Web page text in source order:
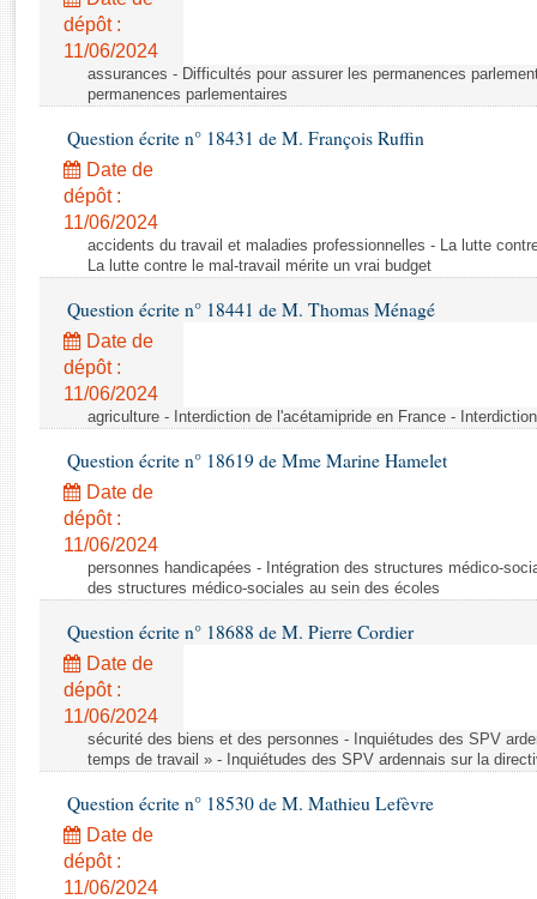
Rapports d'enquête
Rapports législatifs
Baromètre de l’application des lois
Dossiers législatifs
Budget et sécurité sociale
Questions écrites et orales
Comptes rendus des débats
dépôt :
11/06/2024
assurances - Difficultés pour assurer les permanences
permanences parlementaires
Question écrite n° 18431 de M. François Ruffin
Date de
dépôt :
11/06/2024
accidents du travail et maladies professionnelles - La lutte
La lutte contre le mal-travail mérite un vrai budget
Question écrite n° 18441 de M. Thomas Ménagé
Date de
dépôt :
11/06/2024
agriculture - Interdiction de l'acétamipride en France -
Question écrite n° 18619 de Mme Marine Hamelet
Date de
dépôt :
11/06/2024
personnes handicapées - Intégration des structures médico-
des structures médico-sociales au sein des écoles
Question écrite n° 18688 de M. Pierre Cordier
Date de
dépôt :
11/06/2024
sécurité des biens et des personnes - Inquiétudes des SPV
temps de travail » - Inquiétudes des SPV ardennais sur la
Question écrite n° 18530 de M. Mathieu Lefèvre
Date de
dépôt :
11/06/2024